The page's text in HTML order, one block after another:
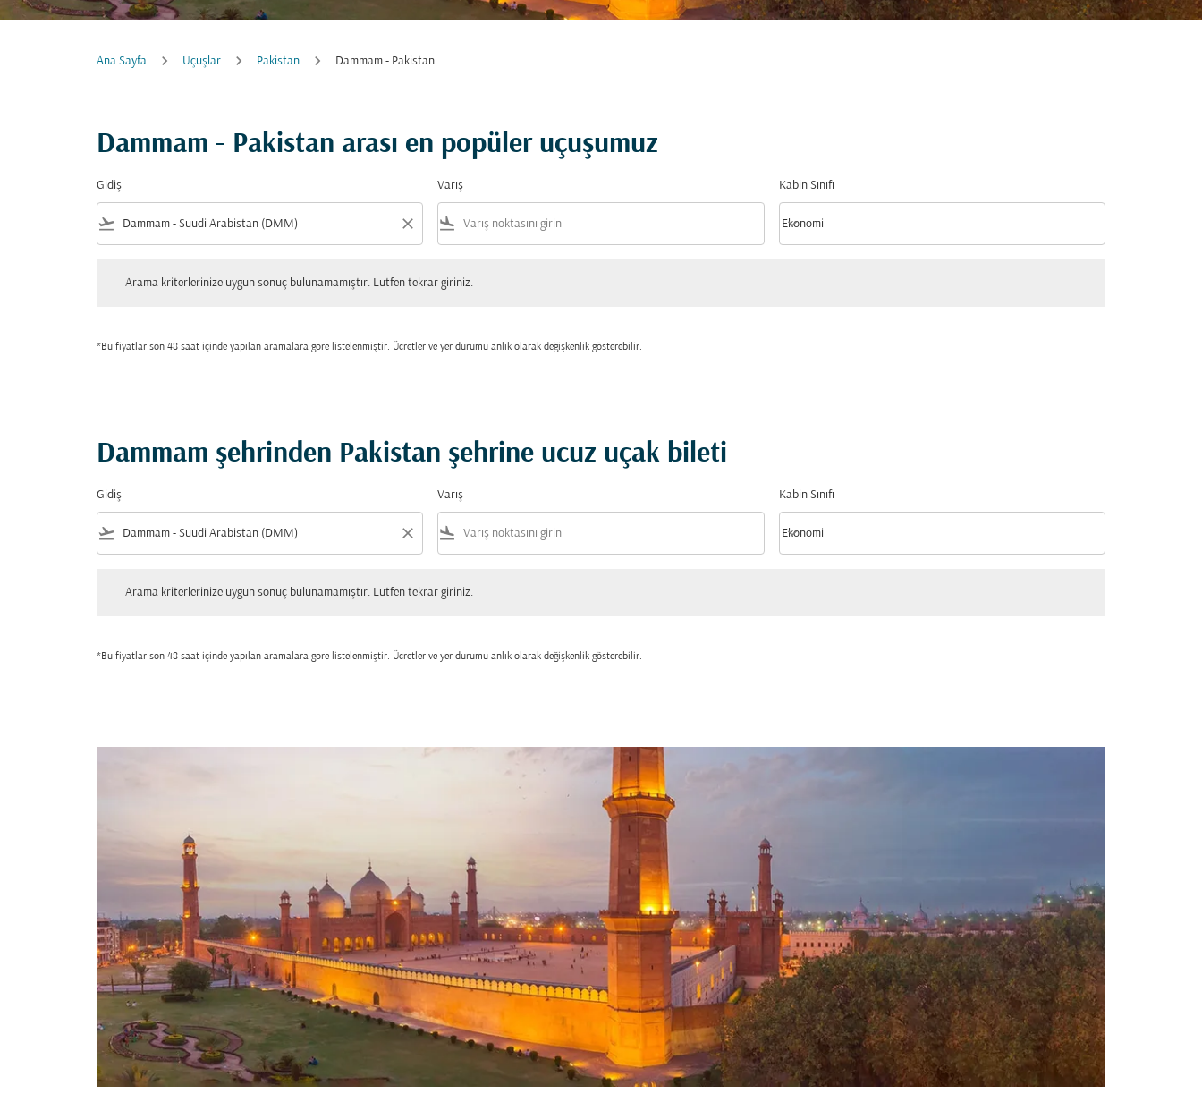
Ana Sayfa Uçuşlar Pakistan Dammam - Pakistan
Dammam - Pakistan arası en popüler uçuşumuz
Gidiş
flight_takeoff close
Varış
flight_land
Kabin Sınıfı
Kabin Sınıfı option Ekonomi Selected
Ekonomi
keyboard_arrow_down
Arama kriterlerinize uygun sonuç bulunamamıştır. Lutfen tekrar giriniz.
*Bu fiyatlar son 48 saat içinde yapılan aramalara gore listelenmiştir. Ücretler ve yer durumu anlık olarak değişkenlik gösterebilir.
Dammam şehrinden Pakistan şehrine ucuz uçak bileti
Gidiş
flight_takeoff close
Varış
flight_land
Kabin Sınıfı
Kabin Sınıfı option Ekonomi Selected
Ekonomi
keyboard_arrow_down
Arama kriterlerinize uygun sonuç bulunamamıştır. Lutfen tekrar giriniz.
*Bu fiyatlar son 48 saat içinde yapılan aramalara gore listelenmiştir. Ücretler ve yer durumu anlık olarak değişkenlik gösterebilir.